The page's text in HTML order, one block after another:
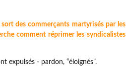
des commerçants martyrisés par les
comment réprimer les syndicalistes
expulsés - pardon, “éloignés”.